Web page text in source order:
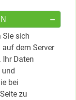
Sie sich
dem Server
Ihr Daten
und
bei
zu